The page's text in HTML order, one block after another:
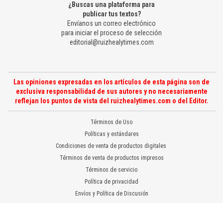
¿Buscas una plataforma para
publicar tus textos?
Envíanos un correo electrónico
para iniciar el proceso de selección
editorial@ruizhealytimes.com
Las opiniones expresadas en los artículos de esta página son de
exclusiva responsabilidad de sus autores y no necesariamente
reflejan los puntos de vista del ruizhealytimes.com o del Editor.
Términos de Uso
Políticas y estándares
Condiciones de venta de productos digitales
Términos de venta de productos impresos
Términos de servicio
Política de privacidad
Envíos y Política de Discusión